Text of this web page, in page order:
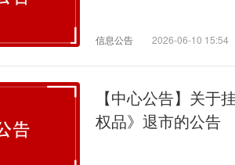
信息公告 2026-06-10 15:54
【中心公告】关于
权品》退市的公告